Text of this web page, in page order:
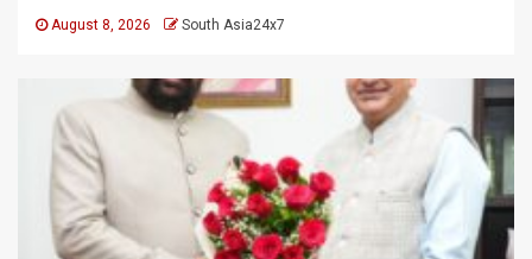
August 8, 2026 South Asia24x7